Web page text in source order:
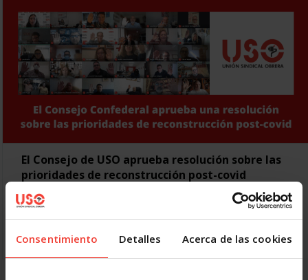
Consentimiento Detalles Acerca de las cookies
El Consejo de USO aprueba resolución sobre las
prioridades de reconstrucción post-covid
El Consejo Confederal de USO respalda por unanimidad una
resolución especial con las líneas de trabajo que el sindicato
defenderá para la reconstrucción del país…